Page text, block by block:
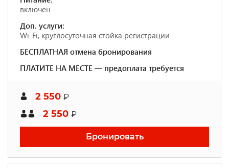
включен
Доп. услуги:
Wi-Fi, круглосуточная стойка регистрации
БЕСПЛАТНАЯ отмена бронирования
ПЛАТИТЕ НА МЕСТЕ — предоплата требуется
2 550 ₽
2 550 ₽
Бронировать